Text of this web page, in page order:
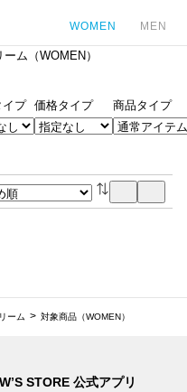
WOMEN MEN
ム（WOMEN）
イプ 価格タイプ 商品タイプ
ーム 対象商品（WOMEN）
STORE 公式アプリ